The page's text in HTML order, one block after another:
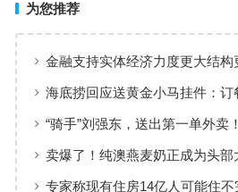
为您推荐
金融支持实体经济力度更大结构
海底捞回应送黄金小马挂件：
饰价值较低
“骑手”刘强东，送出第一单外卖
亿大佬”的服务
卖爆了！纯澳燕麦奶正成为头部
专家称现有住房14亿人可能住